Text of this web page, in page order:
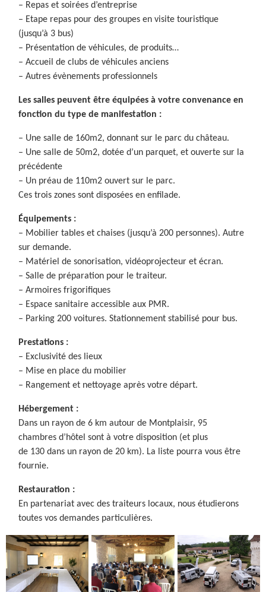
– Repas et soirées d’entreprise
– Etape repas pour des groupes en visite touristique
(jusqu’à 3 bus)
– Présentation de véhicules, de produits…
– Accueil de clubs de véhicules anciens
– Autres évènements professionnels
Les salles peuvent être équipées à votre convenance en
fonction du type de manifestation :
– Une salle de 160m2, donnant sur le parc du château.
– Une salle de 50m2, dotée d’un parquet, et ouverte sur la
précédente
– Un préau de 110m2 ouvert sur le parc.
Ces trois zones sont disposées en enfilade.
Équipements :
– Mobilier tables et chaises (jusqu’à 200 personnes). Autre
sur demande.
– Matériel de sonorisation, vidéoprojecteur et écran.
– Salle de préparation pour le traiteur.
– Armoires frigorifiques
– Espace sanitaire accessible aux PMR.
– Parking 200 voitures. Stationnement stabilisé pour bus.
Prestations :
– Exclusivité des lieux
– Mise en place du mobilier
– Rangement et nettoyage après votre départ.
Hébergement :
Dans un rayon de 6 km autour de Montplaisir, 95
chambres d’hôtel sont à votre disposition (et plus
de 130 dans un rayon de 20 km). La liste pourra vous être
fournie.
Restauration :
En partenariat avec des traiteurs locaux, nous étudierons
toutes vos demandes particulières.